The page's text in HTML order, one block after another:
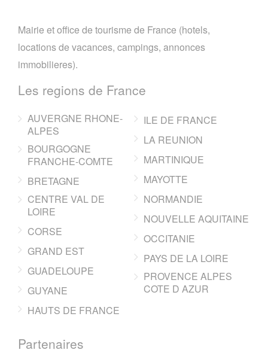
Mairie et office de tourisme de France (hotels,
locations de vacances, campings, annonces
immobilieres).
Les regions de France
AUVERGNE RHONE-
ALPES
BOURGOGNE
FRANCHE-COMTE
BRETAGNE
CENTRE VAL DE
LOIRE
CORSE
GRAND EST
GUADELOUPE
GUYANE
HAUTS DE FRANCE
ILE DE FRANCE
LA REUNION
MARTINIQUE
MAYOTTE
NORMANDIE
NOUVELLE AQUITAINE
OCCITANIE
PAYS DE LA LOIRE
PROVENCE ALPES
COTE D AZUR
Partenaires